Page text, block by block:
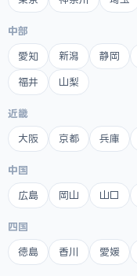
中部
愛知 新潟 静岡
福井 山梨
近畿
大阪 京都 兵庫
中国
広島 岡山 山口
四国
徳島 香川 愛媛